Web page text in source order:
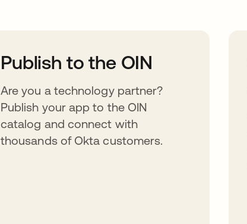
Publish to the OIN
Are you a technology partner?
Publish your app to the OIN
catalog and connect with
thousands of Okta customers.